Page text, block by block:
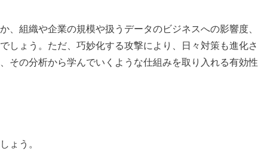
、組織や企業の規模や扱うデータのビジネスへの影響度、
しょう。ただ、巧妙化する攻撃により、日々対策も進化さ
その分析から学んでいくような仕組みを取り入れる有効性
ょう。